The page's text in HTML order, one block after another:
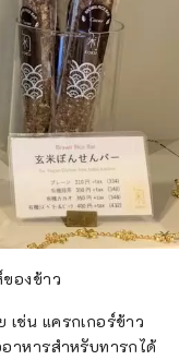
องข้าว
ช่น แครกเกอร์ข้าว
าหารสำหรับทารกได้